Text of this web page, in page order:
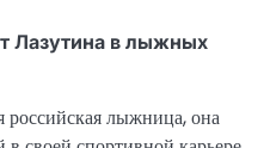
Лазутина в лыжных
российская лыжница, она